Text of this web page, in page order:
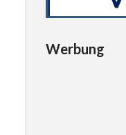
Werbung